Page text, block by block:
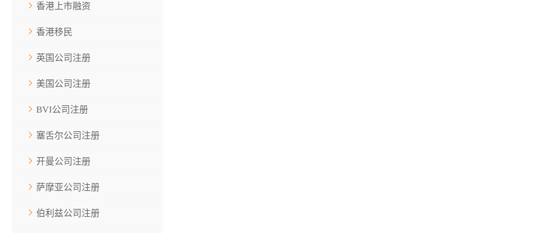
香港上市融资
香港移民
英国公司注册
美国公司注册
BVI公司注册
塞舌尔公司注册
开曼公司注册
萨摩亚公司注册
伯利兹公司注册